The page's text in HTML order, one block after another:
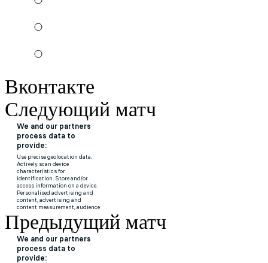
Вконтакте
Следующий матч
Предыдущий матч